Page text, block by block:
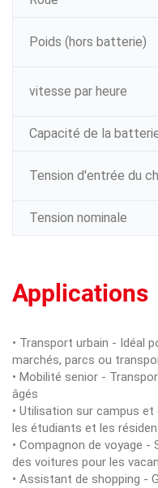
Poids (hors batterie)
vitesse par heure
Capacité de la
Tension d'entrée du
Tension nominale
Applications
• Transport urbain - Idéal
marchés, parcs ou
• Mobilité senior -
âgés
• Utilisation sur campus
les étudiants et les
• Compagnon de voyage
des voitures pour les
• Assistant de shopping -